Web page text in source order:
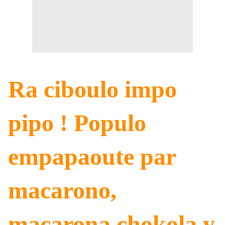
Ra ciboulo impo
pipo ! Populo
empapaoute par
macarono,